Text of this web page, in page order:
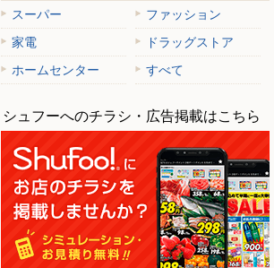
スーパー
ファッション
家電
ドラッグストア
ホームセンター
すべて
シュフーへのチラシ・広告掲載はこちら